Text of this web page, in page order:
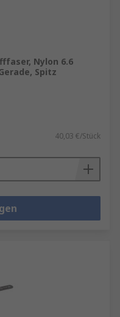
Nylon 6.6
Spitz
40,03 €/Stück